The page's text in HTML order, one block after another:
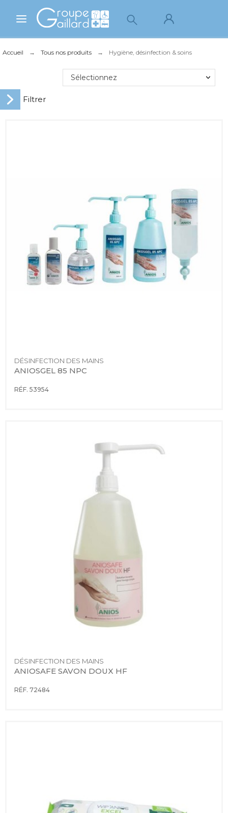
Accueil Tous nos produits Hygiène, désinfection & soins
Sélectionnez
DÉSINFECTION DES MAINS
ANIOSGEL 85 NPC
RÉF. 53954
DÉSINFECTION DES MAINS
ANIOSAFE SAVON DOUX HF
RÉF. 72484